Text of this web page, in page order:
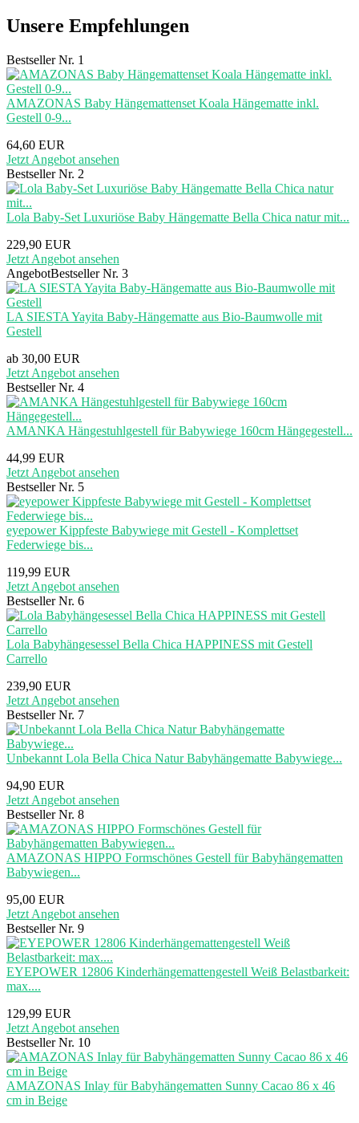
Unsere Empfehlungen
Bestseller Nr. 1
AMAZONAS Baby Hängemattenset Koala Hängematte inkl.
Gestell 0-9...
64,60 EUR
Jetzt Angebot ansehen
Bestseller Nr. 2
Lola Baby-Set Luxuriöse Baby Hängematte Bella Chica natur mit...
229,90 EUR
Jetzt Angebot ansehen
AngebotBestseller Nr. 3
LA SIESTA Yayita Baby-Hängematte aus Bio-Baumwolle mit
Gestell
ab 30,00 EUR
Jetzt Angebot ansehen
Bestseller Nr. 4
AMANKA Hängestuhlgestell für Babywiege 160cm Hängegestell...
44,99 EUR
Jetzt Angebot ansehen
Bestseller Nr. 5
eyepower Kippfeste Babywiege mit Gestell - Komplettset
Federwiege bis...
119,99 EUR
Jetzt Angebot ansehen
Bestseller Nr. 6
Lola Babyhängesessel Bella Chica HAPPINESS mit Gestell
Carrello
239,90 EUR
Jetzt Angebot ansehen
Bestseller Nr. 7
Unbekannt Lola Bella Chica Natur Babyhängematte Babywiege...
94,90 EUR
Jetzt Angebot ansehen
Bestseller Nr. 8
AMAZONAS HIPPO Formschönes Gestell für Babyhängematten
Babywiegen...
95,00 EUR
Jetzt Angebot ansehen
Bestseller Nr. 9
EYEPOWER 12806 Kinderhängemattengestell Weiß Belastbarkeit:
max....
129,99 EUR
Jetzt Angebot ansehen
Bestseller Nr. 10
AMAZONAS Inlay für Babyhängematten Sunny Cacao 86 x 46
cm in Beige